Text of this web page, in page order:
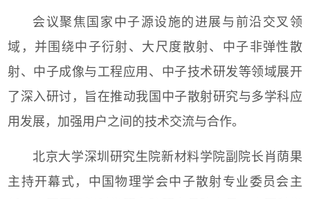
会议聚焦国家中子源设施的进展与前沿交叉领
域，并围绕中子衍射、大尺度散射、中子非弹性散
射、中子成像与工程应用、中子技术研发等领域展开
了深入研讨，旨在推动我国中子散射研究与多学科应
用发展，加强用户之间的技术交流与合作。
北京大学深圳研究生院新材料学院副院长肖荫果
主持开幕式，中国物理学会中子散射专业委员会主